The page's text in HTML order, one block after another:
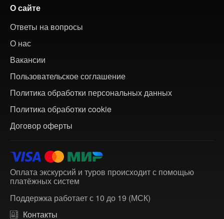
О сайте
Ответы на вопросы
О нас
Вакансии
Пользовательское соглашение
Политика обработки персональных данных
Политика обработки cookie
Договор оферты
Оплата экскурсий и туров происходит с помощью
платёжных систем
Поддержка работает с 10 до 19 (МСК)
Контакты